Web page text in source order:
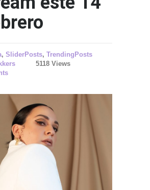
, SliderPosts, TrendingPosts
5118 Views